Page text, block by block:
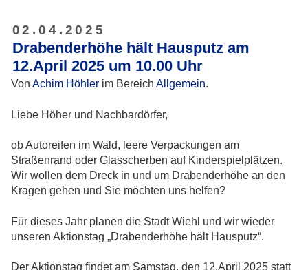
02.04.2025
Drabenderhöhe hält Hausputz am
12.April 2025 um 10.00 Uhr
Von Achim Höhler im Bereich Allgemein.
Liebe Höher und Nachbardörfer,
ob Autoreifen im Wald, leere Verpackungen am
Straßenrand oder Glasscherben auf Kinderspielplätzen.
Wir wollen dem Dreck in und um Drabenderhöhe an den
Kragen gehen und Sie möchten uns helfen?
Für dieses Jahr planen die Stadt Wiehl und wir wieder
unseren Aktionstag „Drabenderhöhe hält Hausputz“.
Der Aktionstag findet am Samstag, den 12.April 2025 statt